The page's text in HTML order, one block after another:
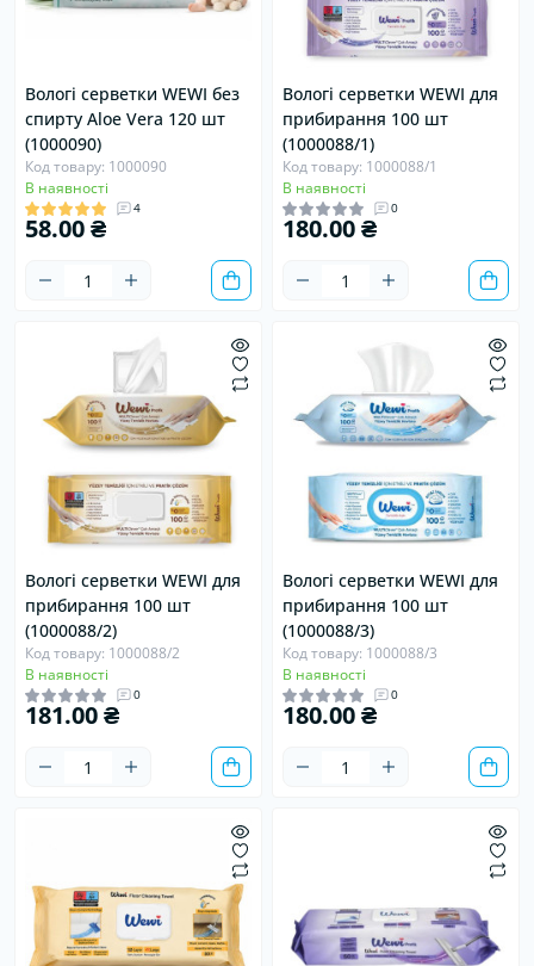
Вологі серветки WEWI без
спирту Aloe Vera 120 шт
(1000090)
Код товару: 1000090
В наявності
4
58.00 ₴
Вологі серветки WEWI для
прибирання 100 шт
(1000088/1)
Код товару: 1000088/1
В наявності
0
180.00 ₴
Вологі серветки WEWI для
прибирання 100 шт
(1000088/2)
Код товару: 1000088/2
В наявності
0
181.00 ₴
Вологі серветки WEWI для
прибирання 100 шт
(1000088/3)
Код товару: 1000088/3
В наявності
0
180.00 ₴